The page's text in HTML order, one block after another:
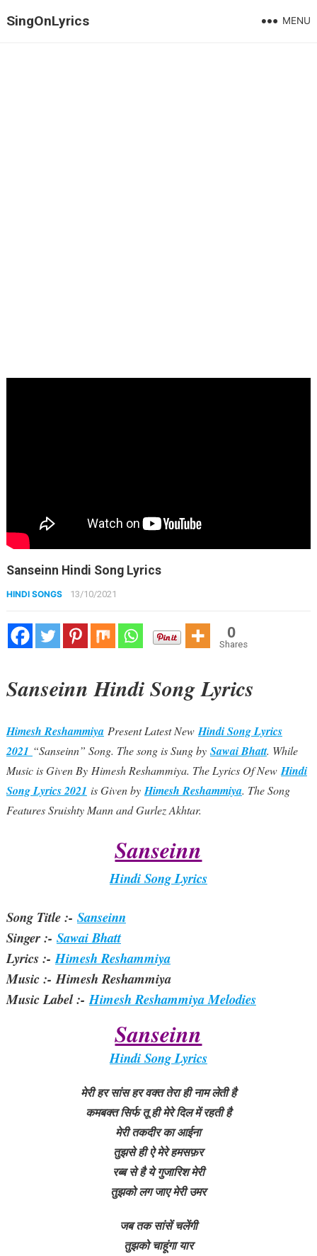
SingOnLyrics MENU
Sanseinn Hindi Song Lyrics
HINDI SONGS 13/10/2021
0
Shares
Sanseinn Hindi Song Lyrics
Himesh ReshammiyaPresent Latest New Hindi Song Lyrics
2021 “Sanseinn” Song. The song is Sung by Sawai Bhatt. While
Music is Given By Himesh Reshammiya. The Lyrics Of New Hindi
Song Lyrics 2021 is Given by Himesh Reshammiya. The Song
Features Sruishty Mann and Gurlez Akhtar.
Sanseinn
Hindi Song Lyrics
Song Title :- Sanseinn
Singer :- Sawai Bhatt
Lyrics :-Himesh Reshammiya
Music :- Himesh Reshammiya
Music Label :-Himesh Reshammiya Melodies
Sanseinn
Hindi Song Lyrics
मेरी हर सांस हर वक्त तेरा ही नाम लेती है
कमबक्त सिर्फ तू ही मेरे दिल में रहती है
मेरी तकदीर का आईना
तुझसे ही ऐ मेरे हमसफ़र
रब्ब से है ये गुजारिश मेरी
तुझको लग जाए मेरी उमर
जब तक सांसें चलेंगी
तुझको चाहूंगा यार